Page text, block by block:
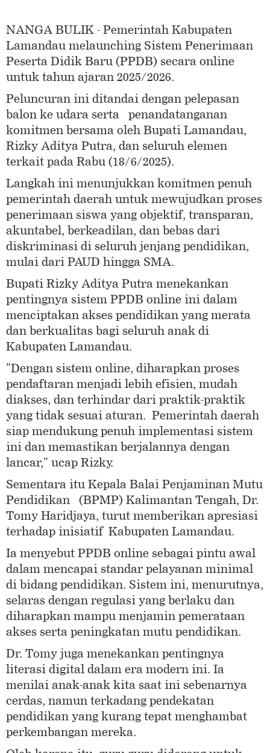
NANGA BULIK - Pemerintah Kabupaten
Lamandau melaunching Sistem Penerimaan
Peserta Didik Baru (PPDB) secara online
untuk tahun ajaran 2025/2026.
Peluncuran ini ditandai dengan pelepasan
balon ke udara serta penandatanganan
komitmen bersama oleh Bupati Lamandau,
Rizky Aditya Putra, dan seluruh elemen
terkait pada Rabu (18/6/2025).
Langkah ini menunjukkan komitmen penuh
pemerintah daerah untuk mewujudkan proses
penerimaan siswa yang objektif, transparan,
akuntabel, berkeadilan, dan bebas dari
diskriminasi di seluruh jenjang pendidikan,
mulai dari PAUD hingga SMA.
Bupati Rizky Aditya Putra menekankan
pentingnya sistem PPDB online ini dalam
menciptakan akses pendidikan yang merata
dan berkualitas bagi seluruh anak di
Kabupaten Lamandau.
"Dengan sistem online, diharapkan proses
pendaftaran menjadi lebih efisien, mudah
diakses, dan terhindar dari praktik-praktik
yang tidak sesuai aturan. Pemerintah daerah
siap mendukung penuh implementasi sistem
ini dan memastikan berjalannya dengan
lancar," ucap Rizky.
Sementara itu Kepala Balai Penjaminan Mutu
Pendidikan (BPMP) Kalimantan Tengah, Dr.
Tomy Haridjaya, turut memberikan apresiasi
terhadap inisiatif Kabupaten Lamandau.
Ia menyebut PPDB online sebagai pintu awal
dalam mencapai standar pelayanan minimal
di bidang pendidikan. Sistem ini, menurutnya,
selaras dengan regulasi yang berlaku dan
diharapkan mampu menjamin pemerataan
akses serta peningkatan mutu pendidikan.
Dr. Tomy juga menekankan pentingnya
literasi digital dalam era modern ini. Ia
menilai anak-anak kita saat ini sebenarnya
cerdas, namun terkadang pendekatan
pendidikan yang kurang tepat menghambat
perkembangan mereka.